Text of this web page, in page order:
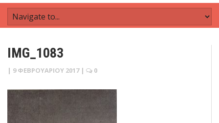
IMG_1083
| 9 ΦΕΒΡΟΥΑΡΊΟΥ 2017 | 0